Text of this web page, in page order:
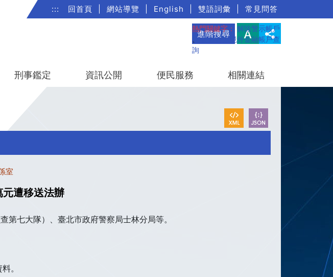
::: 回首頁 網站導覽 English 雙語詞彙 常見問答
進階搜尋
熱門關鍵字： 解除警示帳戶
、疑涉詐欺境外金融帳戶查
詢
刑事鑑定 資訊公開 便民服務 相關連結
室
遭移送法辦
七大隊）、臺北市政府警察局士林分局等。
。